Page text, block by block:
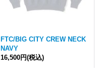
FTC/BIG CITY CREW NECK
NAVY
16,500円(税込)